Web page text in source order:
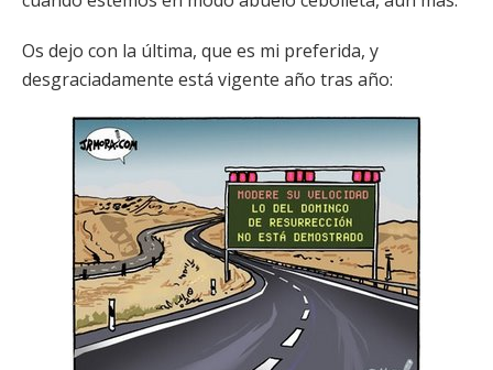
Os dejo con la última, que es mi preferida, y
desgraciadamente está vigente año tras año: